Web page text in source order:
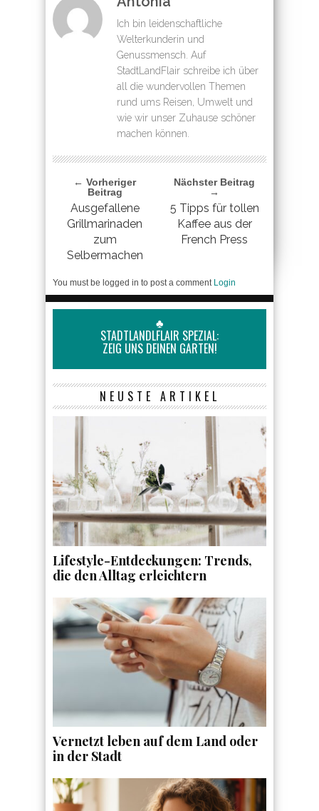
Ich bin leidenschaftliche
Welterkunderin und
Genussmensch. Auf
StadtLandFlair schreibe ich über
all die wundervollen Themen
rund ums Reisen, Umwelt und
wie wir unser Zuhause schöner
machen können.
← Vorheriger
Beitrag
Ausgefallene
Grillmarinaden
zum
Selbermachen
Nächster Beitrag
→
5 Tipps für tollen
Kaffee aus der
French Press
You must be logged in to post a comment Login
♣
STADTLANDLFLAIR SPEZIAL:
ZEIG UNS DEINEN GARTEN!
NEUSTE ARTIKEL
Lifestyle-Entdeckungen: Trends,
die den Alltag erleichtern
Vernetzt leben auf dem Land oder
in der Stadt